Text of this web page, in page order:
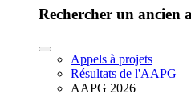
Rechercher un ancien
Appels à projets
Résultats de l'AAPG
AAPG 2026